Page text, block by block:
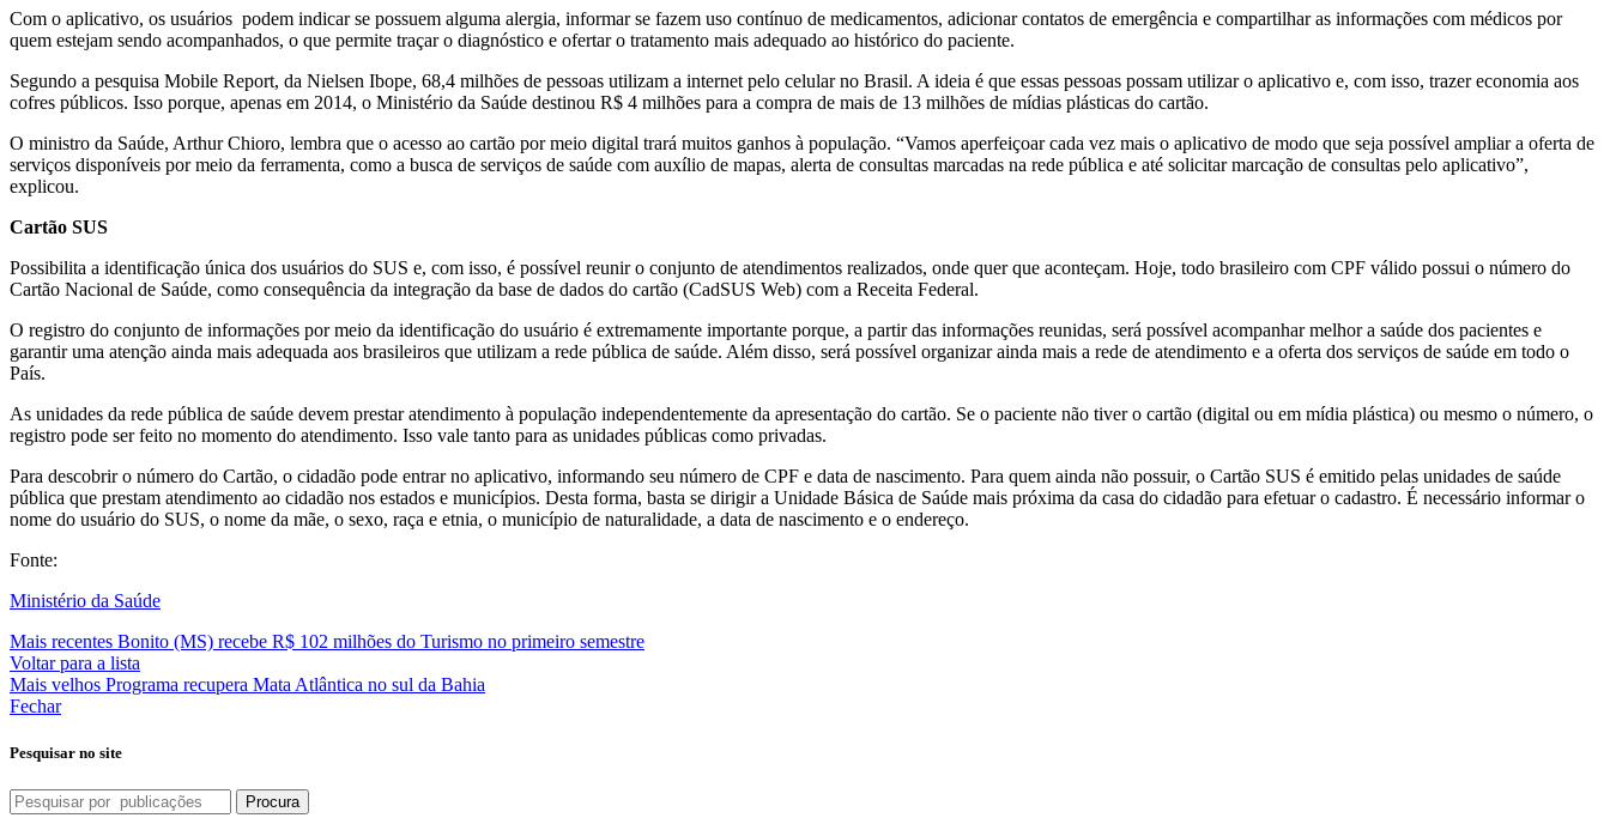
Com o aplicativo, os usuários podem indicar se possuem alguma alergia, informar se fazem uso contínuo de medicamentos, adicionar contatos de emergência e compartilhar as informações com médicos por
quem estejam sendo acompanhados, o que permite traçar o diagnóstico e ofertar o tratamento mais adequado ao histórico do paciente.
Segundo a pesquisa Mobile Report, da Nielsen Ibope, 68,4 milhões de pessoas utilizam a internet pelo celular no Brasil. A ideia é que essas pessoas possam utilizar o aplicativo e, com isso, trazer economia aos
cofres públicos. Isso porque, apenas em 2014, o Ministério da Saúde destinou R$ 4 milhões para a compra de mais de 13 milhões de mídias plásticas do cartão.
O ministro da Saúde, Arthur Chioro, lembra que o acesso ao cartão por meio digital trará muitos ganhos à população. “Vamos aperfeiçoar cada vez mais o aplicativo de modo que seja possível ampliar a oferta de
serviços disponíveis por meio da ferramenta, como a busca de serviços de saúde com auxílio de mapas, alerta de consultas marcadas na rede pública e até solicitar marcação de consultas pelo aplicativo”,
explicou.
Cartão SUS
Possibilita a identificação única dos usuários do SUS e, com isso, é possível reunir o conjunto de atendimentos realizados, onde quer que aconteçam. Hoje, todo brasileiro com CPF válido possui o número do
Cartão Nacional de Saúde, como consequência da integração da base de dados do cartão (CadSUS Web) com a Receita Federal.
O registro do conjunto de informações por meio da identificação do usuário é extremamente importante porque, a partir das informações reunidas, será possível acompanhar melhor a saúde dos pacientes e
garantir uma atenção ainda mais adequada aos brasileiros que utilizam a rede pública de saúde. Além disso, será possível organizar ainda mais a rede de atendimento e a oferta dos serviços de saúde em todo o
País.
As unidades da rede pública de saúde devem prestar atendimento à população independentemente da apresentação do cartão. Se o paciente não tiver o cartão (digital ou em mídia plástica) ou mesmo o número, o
registro pode ser feito no momento do atendimento. Isso vale tanto para as unidades públicas como privadas.
Para descobrir o número do Cartão, o cidadão pode entrar no aplicativo, informando seu número de CPF e data de nascimento. Para quem ainda não possuir, o Cartão SUS é emitido pelas unidades de saúde
pública que prestam atendimento ao cidadão nos estados e municípios. Desta forma, basta se dirigir a Unidade Básica de Saúde mais próxima da casa do cidadão para efetuar o cadastro. É necessário informar o
nome do usuário do SUS, o nome da mãe, o sexo, raça e etnia, o município de naturalidade, a data de nascimento e o endereço.
Fonte:
Ministério da Saúde
Mais recentes Bonito (MS) recebe R$ 102 milhões do Turismo no primeiro semestre
Voltar para a lista
Mais velhos Programa recupera Mata Atlântica no sul da Bahia
Fechar
Pesquisar no site
Procura